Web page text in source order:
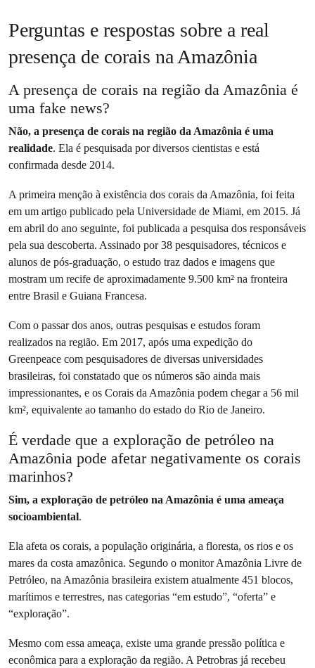
Perguntas e respostas sobre a real
presença de corais na Amazônia
A presença de corais na região da Amazônia é
uma fake news?
Não, a presença de corais na região da Amazônia é uma
realidade. Ela é pesquisada por diversos cientistas e está
confirmada desde 2014.
A primeira menção à existência dos corais da Amazônia, foi feita
em um artigo publicado pela Universidade de Miami, em 2015. Já
em abril do ano seguinte, foi publicada a pesquisa dos responsáveis
pela sua descoberta. Assinado por 38 pesquisadores, técnicos e
alunos de pós-graduação, o estudo traz dados e imagens que
mostram um recife de aproximadamente 9.500 km² na fronteira
entre Brasil e Guiana Francesa.
Com o passar dos anos, outras pesquisas e estudos foram
realizados na região. Em 2017, após uma expedição do
Greenpeace com pesquisadores de diversas universidades
brasileiras, foi constatado que os números são ainda mais
impressionantes, e os Corais da Amazônia podem chegar a 56 mil
km², equivalente ao tamanho do estado do Rio de Janeiro.
É verdade que a exploração de petróleo na
Amazônia pode afetar negativamente os corais
marinhos?
Sim, a exploração de petróleo na Amazônia é uma ameaça
socioambiental.
Ela afeta os corais, a população originária, a floresta, os rios e os
mares da costa amazônica. Segundo o monitor Amazônia Livre de
Petróleo, na Amazônia brasileira existem atualmente 451 blocos,
marítimos e terrestres, nas categorias “em estudo”, “oferta” e
“exploração”.
Mesmo com essa ameaça, existe uma grande pressão política e
econômica para a exploração da região. A Petrobras já recebeu